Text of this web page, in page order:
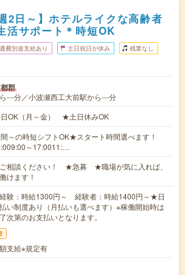
2日～】ホテルライクな高齢者
活サポート＊時短OK
費別途支給あり 土日祝日が休み 残業なし
郡
---分／小波瀬西工大前駅から---分
OK（月～金） ★土日休みOK
～の時短シフトOK★スタート時間選べます！
～17:0011:…
相談ください！ ★急募 ★職場が気に入れば、
けます！
験：時給1300円～ 経験者：時給1400円～★日
い制度あり（月払いも選べます）※稼働開始時は
次第のお支払いとなります。
支給※規定有